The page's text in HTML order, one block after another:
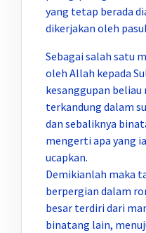
yang tetap berada
dikerjakan oleh
Sebagai salah satu
oleh Allah kepada
kesanggupan beliau
terkandung dalam
dan sebaliknya
mengerti apa yang
ucapkan.
Demikianlah maka
berpergian dalam
besar terdiri dari
binatang lain,